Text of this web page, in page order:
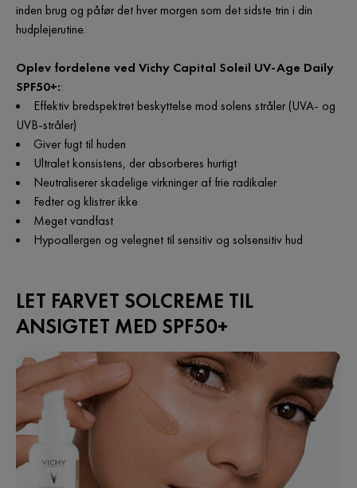
inden brug og påfør det hver morgen som det sidste trin i din
hudplejerutine.
Oplev fordelene ved Vichy Capital Soleil UV-Age Daily
SPF50+::
Effektiv bredspektret beskyttelse mod solens stråler (UVA- og
UVB-stråler)
Giver fugt til huden
Ultralet konsistens, der absorberes hurtigt
Neutraliserer skadelige virkninger af frie radikaler
Fedter og klistrer ikke
Meget vandfast
Hypoallergen og velegnet til sensitiv og solsensitiv hud
LET FARVET SOLCREME TIL
ANSIGTET MED SPF50+